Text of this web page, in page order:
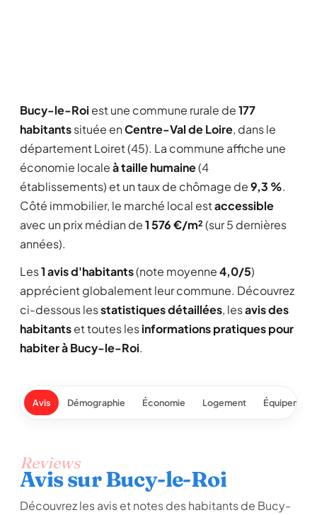
Bucy-le-Roi est une commune rurale de177
habitantssituée enCentre-Val de Loire, dans le
département Loiret (45). La commune affiche une
économie localeà taille humaine(4
établissements) et un taux de chômage de9,3 %.
Côté immobilier, le marché local estaccessible
avec un prix médian de1 576 €/m²(sur 5 dernières
années).
Les1 avis d'habitants(note moyenne4,0/5)
apprécient globalement leur commune. Découvrez
ci-dessous lesstatistiques détaillées, lesavis des
habitantset toutes lesinformations pratiques pour
habiter à Bucy-le-Roi.
Avis Démographie Économie Logement
Reviews
Avis sur Bucy-le-Roi
Découvrez les avis et notes des habitants de Bucy-